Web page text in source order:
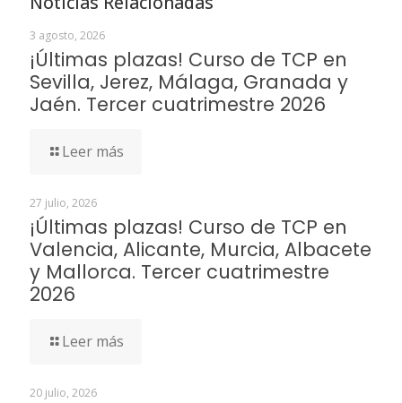
3 agosto, 2026
¡Últimas plazas! Curso de TCP en
Sevilla, Jerez, Málaga, Granada y
Jaén. Tercer cuatrimestre 2026
Leer más
27 julio, 2026
¡Últimas plazas! Curso de TCP en
Valencia, Alicante, Murcia, Albacete
y Mallorca. Tercer cuatrimestre
2026
Leer más
20 julio, 2026